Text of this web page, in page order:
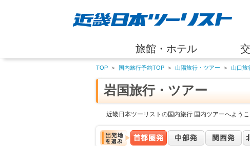
旅館・ホテル
TOP ＞ 国内旅行予約TOP ＞ 山陽旅行・ツアー ＞ 山口旅
岩国旅行・ツアー
近畿日本ツーリストの国内旅行 国内ツアーへよう